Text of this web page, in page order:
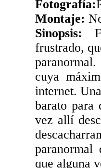
Fotografía:
Montaje:
Sinopsis:
frustrado,
cuya
internet.
barato para
vez allí
que alguna